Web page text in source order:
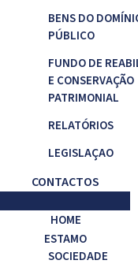
BENS DO
PÚBLICO
FUNDO DE
E CONSERVAÇÃO
PATRIMONIAL
RELATÓRIOS
LEGISLAÇAO
CONTACTOS
HOME
ESTAMO
SOCIEDADE